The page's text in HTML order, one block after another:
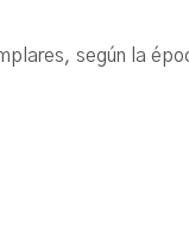
según la